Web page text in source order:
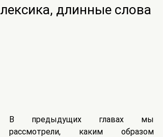
лексика, длинные слова
В предыдущих главах мы
рассмотрели, каким образом